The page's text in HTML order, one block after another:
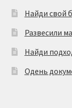
Найди свой
Развесили
Найди
Одень